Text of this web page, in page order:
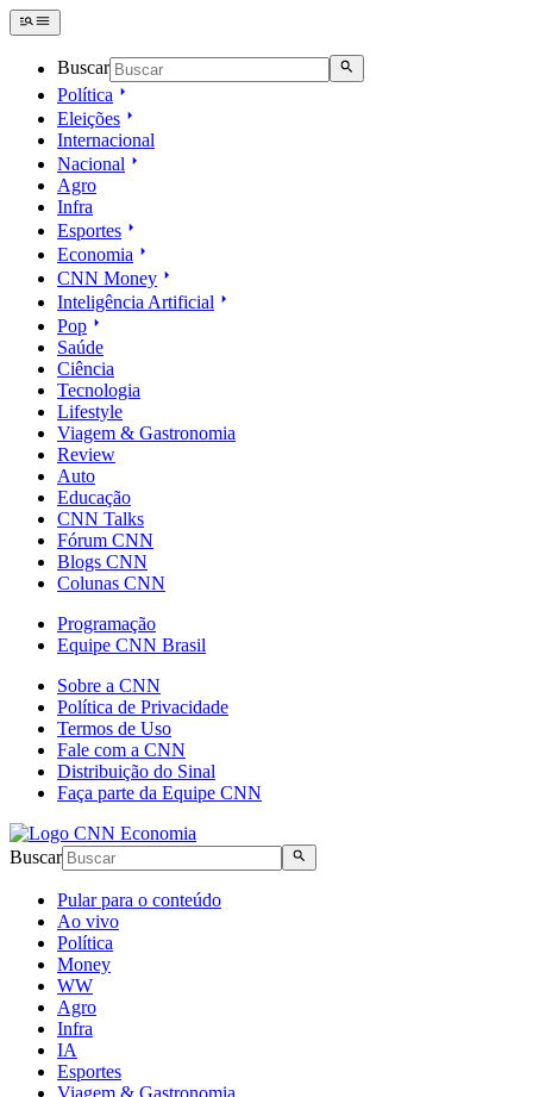
Buscar
Política
Eleições
Internacional
Nacional
Agro
Infra
Esportes
Economia
CNN Money
Inteligência Artificial
Pop
Saúde
Ciência
Tecnologia
Lifestyle
Viagem & Gastronomia
Review
Auto
Educação
CNN Talks
Fórum CNN
Blogs CNN
Colunas CNN
Programação
Equipe CNN Brasil
Sobre a CNN
Política de Privacidade
Termos de Uso
Fale com a CNN
Distribuição do Sinal
Faça parte da Equipe CNN
Buscar
Pular para o conteúdo
Ao vivo
Política
Money
WW
Agro
Infra
IA
Esportes
Viagem & Gastronomia